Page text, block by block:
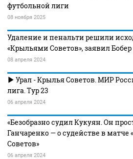
футбольной лиги
08 ноября 2025
Удаление и пенальти решили
«Крыльями Советов», заявил Бобер
08 апреля 2024
Урал - Крылья Советов. МИР
лига. Тур 23
06 апреля 2024
«Безобразно судил Кукуян. Он
Ганчаренко — о судействе в матче
Советов»
06 апреля 2024